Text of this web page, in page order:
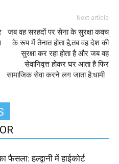
Next article
जब वह सरहदों पर सेना के सुरक्षा कवच
के रूप में तैनात होता है,तब वह देश की
सुरक्षा कर रहा होता है और जब वह
सेवानिवृत्त होकर घर आता है फिर
सामाजिक सेवा करने लग जाता है:धामी
फैसला: हल्द्वानी में हाईकोर्ट